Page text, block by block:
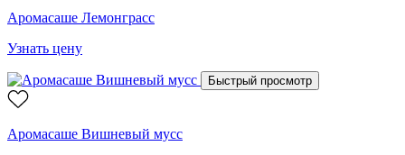
Аромасаше Лемонграсс
Узнать цену
Быстрый просмотр
Аромасаше Вишневый мусс